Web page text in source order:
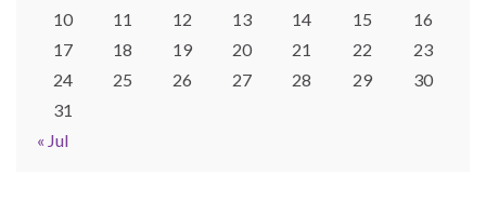
« Jul
10
11 12 13 14 15
16
17
18 19 20 21 22
23
24
25 26 27 28 29
30
31